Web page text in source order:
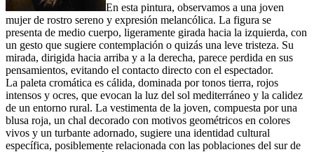
En esta pintura, observamos a una joven
mujer de rostro sereno y expresión melancólica. La figura se
presenta de medio cuerpo, ligeramente girada hacia la izquierda, con
un gesto que sugiere contemplación o quizás una leve tristeza. Su
mirada, dirigida hacia arriba y a la derecha, parece perdida en sus
pensamientos, evitando el contacto directo con el espectador.
La paleta cromática es cálida, dominada por tonos tierra, rojos
intensos y ocres, que evocan la luz del sol mediterráneo y la calidez
de un entorno rural. La vestimenta de la joven, compuesta por una
blusa roja, un chal decorado con motivos geométricos en colores
vivos y un turbante adornado, sugiere una identidad cultural
específica, posiblemente relacionada con las poblaciones del sur de